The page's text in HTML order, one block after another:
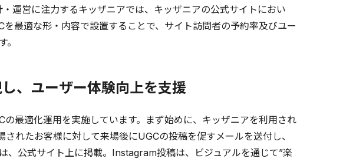
運営に注力するキッザニアでは、キッザニアの公式サイトにおい
最適な形・内容で設置することで、サイト訪問者の予約率及びユー
、ユーザー体験向上を支援
最適化運用を実施しています。まず始めに、キッザニアを利用され
れたお客様に対して来場後にUGCの投稿を促すメールを送付し、
、公式サイト上に掲載。Instagram投稿は、ビジュアルを通じて”楽